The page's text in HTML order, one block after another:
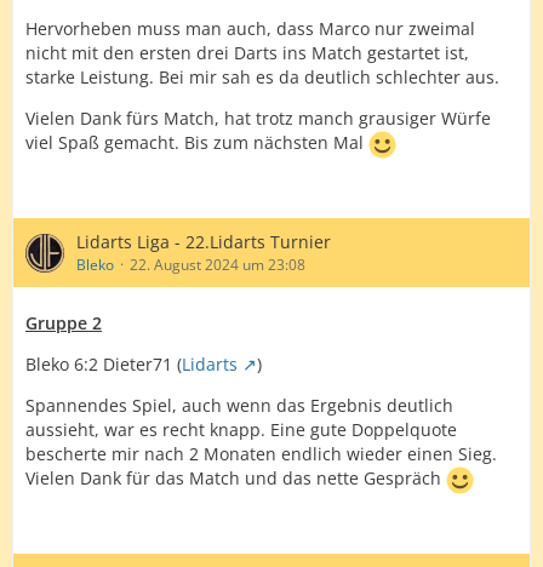
Hervorheben muss man auch, dass Marco nur zweimal
nicht mit den ersten drei Darts ins Match gestartet ist,
starke Leistung. Bei mir sah es da deutlich schlechter aus.
Vielen Dank fürs Match, hat trotz manch grausiger Würfe
viel Spaß gemacht. Bis zum nächsten Mal
Lidarts Liga - 22.Lidarts Turnier
Bleko 22. August 2024 um 23:08
Gruppe 2
Bleko 6:2 Dieter71 (Lidarts
)
Spannendes Spiel, auch wenn das Ergebnis deutlich
aussieht, war es recht knapp. Eine gute Doppelquote
bescherte mir nach 2 Monaten endlich wieder einen Sieg.
Vielen Dank für das Match und das nette Gespräch